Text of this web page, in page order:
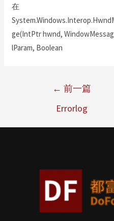
在
ge(IntPtr hwnd,
lParam, Boolean
← 前一篇
Errorlog